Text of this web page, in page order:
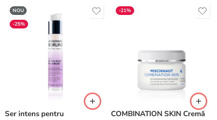
NOU
-25%
Ser intens pentru
-21%
COMBINATION SKIN Cremă